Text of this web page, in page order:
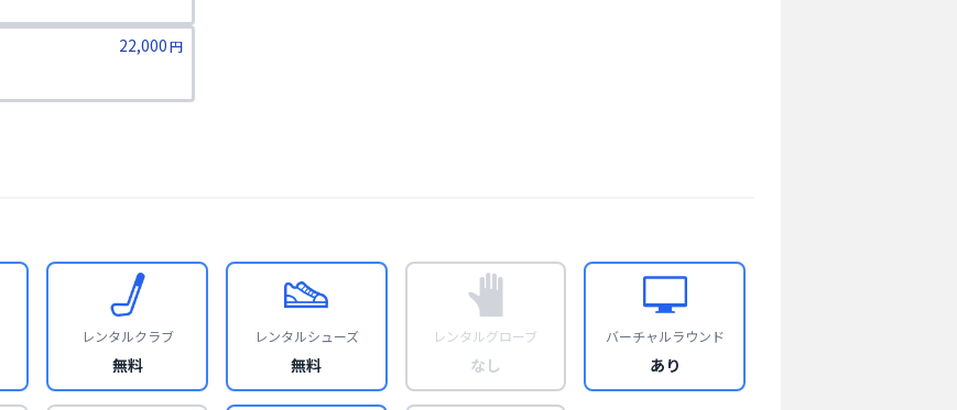
22,000円
レンタルクラブ
無料
レンタルシューズ
無料
レンタルグローブ
なし
バーチャルラウンド
あり